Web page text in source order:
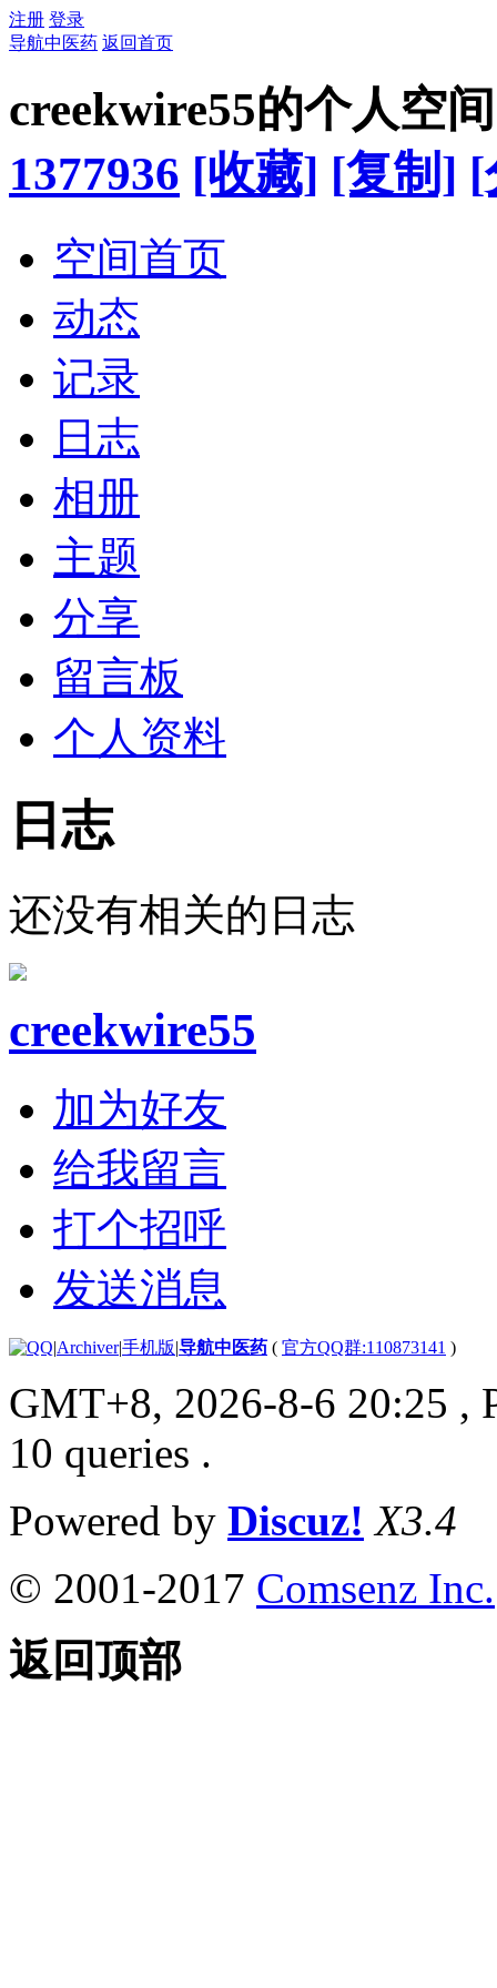
注册 登录
导航中医药 返回首页
creekwire55的个人空间
1377936 [收藏] [复制] [
空间首页
动态
记录
日志
相册
主题
分享
留言板
个人资料
日志
还没有相关的日志
creekwire55
加为好友
给我留言
打个招呼
发送消息
|Archiver|手机版|导航中医药 ( 官方QQ群:110873141 )
GMT+8, 2026-8-6 20:25 ,
10 queries .
Powered by Discuz! X3.4
© 2001-2017 Comsenz Inc.
返回顶部